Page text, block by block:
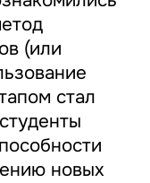
(или
стал
новых